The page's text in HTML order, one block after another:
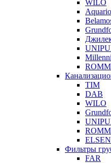
WILO
Aquario
TIM
DAB
WILO
ELSEN
Фильтры
FAR